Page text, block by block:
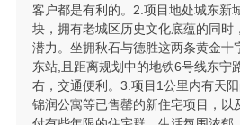
客户都是有利的。2.项目地处城东新
块，拥有老城区历史文化底蕴的同时
潜力。坐拥秋石与德胜这两条黄金十
东站,且距离规划中的地铁6号线东宁
右，交通便利。3.项目1公里内有天
锦润公寓等已售罄的新住宅项目，以